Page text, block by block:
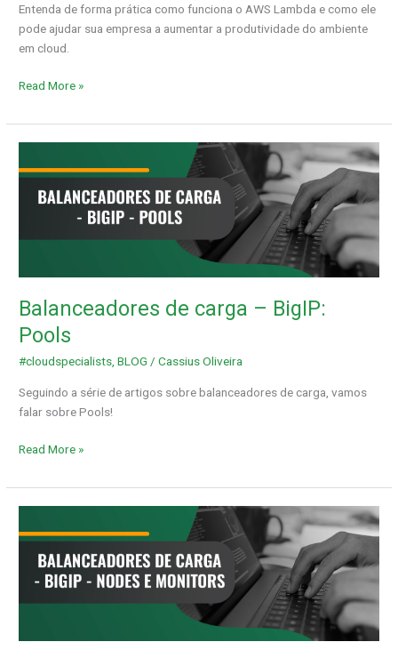
Entenda de forma prática como funciona o AWS Lambda e como ele
pode ajudar sua empresa a aumentar a produtividade do ambiente
em cloud.
Read More »
Balanceadores de carga – BigIP:
Pools
#cloudspecialists ,BLOG /Cassius Oliveira
Seguindo a série de artigos sobre balanceadores de carga, vamos
falar sobre Pools!
de
carga
Read More »
de
carga